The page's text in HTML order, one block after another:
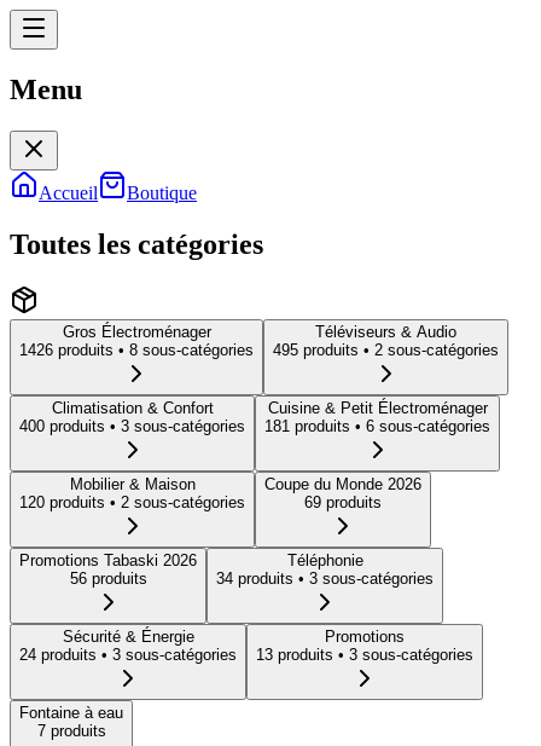
Menu
Accueil Boutique
Toutes les catégories
Gros Électroménager
1426 produits • 8 sous-catégories
Téléviseurs & Audio
495 produits • 2 sous-catégories
Climatisation & Confort
400 produits • 3 sous-catégories
Cuisine & Petit Électroménager
181 produits • 6 sous-catégories
Mobilier & Maison
120 produits • 2 sous-catégories
Coupe du Monde 2026
69 produits
Promotions Tabaski 2026
56produits
Téléphonie
34 produits • 3 sous-catégories
Sécurité & Énergie
24 produits • 3 sous-catégories
Promotions
13 produits • 3 sous-catégories
Fontaine à eau
7produits